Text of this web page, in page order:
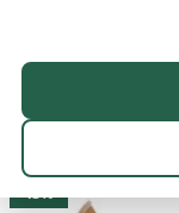
20 resultaten:
43%